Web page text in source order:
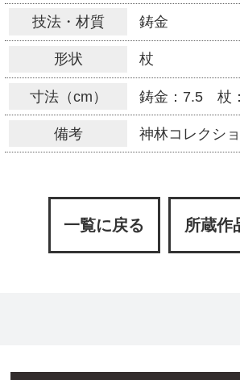
技法・材質 鋳金
形状 杖
寸法（cm） 鋳金：7.5 杖
備考 神林コレクシ
一覧に戻る 所蔵作